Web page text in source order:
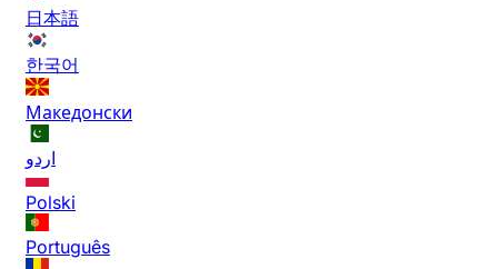
日本語
한국어
Македонски
اردو
Polski
Português